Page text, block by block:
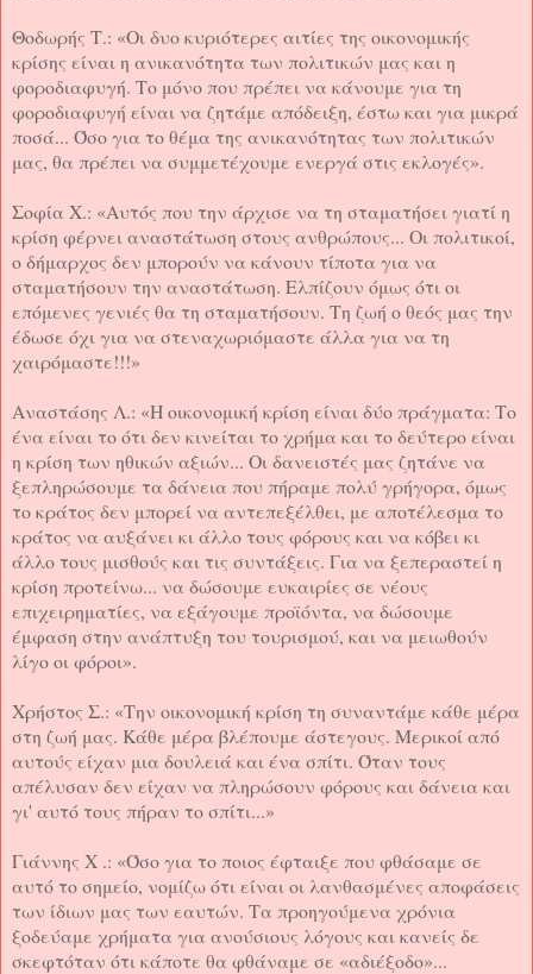
Θοδωρής Τ.: «Οι δυο κυριότερες αιτίες της οικονομικής
κρίσης είναι η ανικανότητα των πολιτικών μας και η
φοροδιαφυγή. Το μόνο που πρέπει να κάνουμε για τη
φοροδιαφυγή είναι να ζητάμε απόδειξη, έστω και για μικρά
ποσά... Όσο για το θέμα της ανικανότητας των πολιτικών
μας, θα πρέπει να συμμετέχουμε ενεργά στις εκλογές».
Σοφία Χ.: «Αυτός που την άρχισε να τη σταματήσει γιατί η
κρίση φέρνει αναστάτωση στους ανθρώπους... Οι πολιτικοί,
ο δήμαρχος δεν μπορούν να κάνουν τίποτα για να
σταματήσουν την αναστάτωση. Ελπίζουν όμως ότι οι
επόμενες γενιές θα τη σταματήσουν. Τη ζωή ο θεός μας την
έδωσε όχι για να στεναχωριόμαστε άλλα για να τη
χαιρόμαστε!!!»
Αναστάσης Λ.: «Η οικονομική κρίση είναι δύο πράγματα: Το
ένα είναι το ότι δεν κινείται το χρήμα και το δεύτερο είναι
η κρίση των ηθικών αξιών... Οι δανειστές μας ζητάνε να
ξεπληρώσουμε τα δάνεια που πήραμε πολύ γρήγορα, όμως
το κράτος δεν μπορεί να αντεπεξέλθει, με αποτέλεσμα το
κράτος να αυξάνει κι άλλο τους φόρους και να κόβει κι
άλλο τους μισθούς και τις συντάξεις. Για να ξεπεραστεί η
κρίση προτείνω... να δώσουμε ευκαιρίες σε νέους
επιχειρηματίες, να εξάγουμε προϊόντα, να δώσουμε
έμφαση στην ανάπτυξη του τουρισμού, και να μειωθούν
λίγο οι φόροι».
Χρήστος Σ.: «Την οικονομική κρίση τη συναντάμε κάθε μέρα
στη ζωή μας. Κάθε μέρα βλέπουμε άστεγους. Μερικοί από
αυτούς είχαν μια δουλειά και ένα σπίτι. Όταν τους
απέλυσαν δεν είχαν να πληρώσουν φόρους και δάνεια και
γι' αυτό τους πήραν το σπίτι...»
Γιάννης Χ .: «Όσο για το ποιος έφταιξε που φθάσαμε σε
αυτό το σημείο, νομίζω ότι είναι οι λανθασμένες αποφάσεις
των ίδιων μας των εαυτών. Τα προηγούμενα χρόνια
ξοδεύαμε χρήματα για ανούσιους λόγους και κανείς δε
σκεφτόταν ότι κάποτε θα φθάναμε σε «αδιέξοδο»...